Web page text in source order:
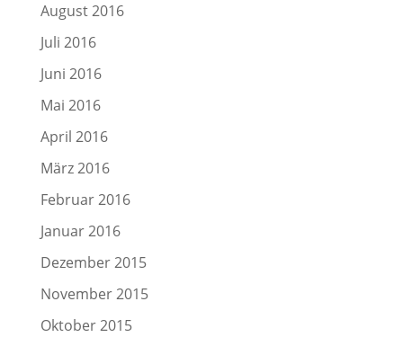
August 2016
Juli 2016
Juni 2016
Mai 2016
April 2016
März 2016
Februar 2016
Januar 2016
Dezember 2015
November 2015
Oktober 2015